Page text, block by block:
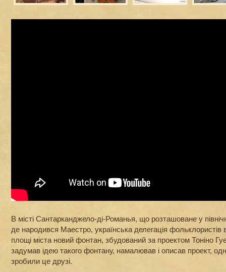
В місті Сантарканджело-ді-Романья, що розташоване у
де народився Маестро, українська делегація фольклористів
площі міста новий фонтан, збудований за проектом Тоніно
задумав ідею такого фонтану, намалював і описав проект,
зробили це друзі.